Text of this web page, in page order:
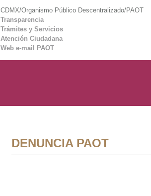
CDMX/Organismo Público Descentralizado/PAOT
Transparencia
Trámites y Servicios
Atención Ciudadana
Web e-mail PAOT
DENUNCIA PAOT